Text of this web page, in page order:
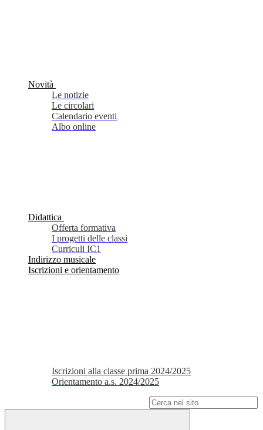
Novità
Le notizie
Le circolari
Calendario eventi
Albo online
Didattica
Offerta formativa
I progetti delle classi
Curriculi IC1
Indirizzo musicale
Iscrizioni e orientamento
Iscrizioni alla classe prima 2024/2025
Orientamento a.s. 2024/2025